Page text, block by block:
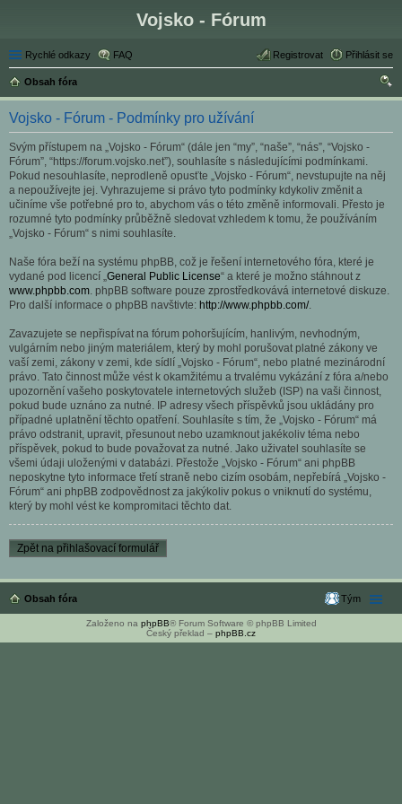
Vojsko - Fórum
Rychlé odkazy FAQ Přihlásit se
Registrovat
Obsah fóra
led
Vojsko - Fórum - Podmínky pro užívání
Svým přístupem na „Vojsko - Fórum“ (dále jen “my”, “naše”, “nás”, “Vojsko -
Fórum”, “https://forum.vojsko.net”), souhlasíte s následujícími podmínkami.
Pokud nesouhlasíte, neprodleně opusťte „Vojsko - Fórum“, nevstupujte na něj
a nepoužívejte jej. Vyhrazujeme si právo tyto podmínky kdykoliv změnit a
učiníme vše potřebné pro to, abychom vás o této změně informovali. Přesto je
rozumné tyto podmínky průběžně sledovat vzhledem k tomu, že používáním
„Vojsko - Fórum“ s nimi souhlasíte.
Naše fóra beží na systému phpBB, což je řešení internetového fóra, které je
vydané pod licencí „General Public License“ a které je možno stáhnout z
www.phpbb.com. phpBB software pouze zprostředkovává internetové diskuze.
Pro další informace o phpBB navštivte: http://www.phpbb.com/.
Zavazujete se nepřispívat na fórum pohoršujícím, hanlivým, nevhodným,
vulgárním nebo jiným materiálem, který by mohl porušovat platné zákony ve
vaší zemi, zákony v zemi, kde sídlí „Vojsko - Fórum“, nebo platné mezinárodní
právo. Tato činnost může vést k okamžitému a trvalému vykázání z fóra a/nebo
upozornění vašeho poskytovatele internetových služeb (ISP) na vaši činnost,
pokud bude uznáno za nutné. IP adresy všech příspěvků jsou ukládány pro
případné uplatnění těchto opatření. Souhlasíte s tím, že „Vojsko - Fórum“ má
právo odstranit, upravit, přesunout nebo uzamknout jakékoliv téma nebo
příspěvek, pokud to bude považovat za nutné. Jako uživatel souhlasíte se
všemi údaji uloženými v databázi. Přestože „Vojsko - Fórum“ ani phpBB
neposkytne tyto informace třetí straně nebo cizím osobám, nepřebírá „Vojsko -
Fórum“ ani phpBB zodpovědnost za jakýkoliv pokus o vniknutí do systému,
který by mohl vést ke kompromitaci těchto dat.
Zpět na přihlašovací formulář
Obsah fóra Tým
Založeno na phpBB® Forum Software © phpBB Limited
Český překlad – phpBB.cz